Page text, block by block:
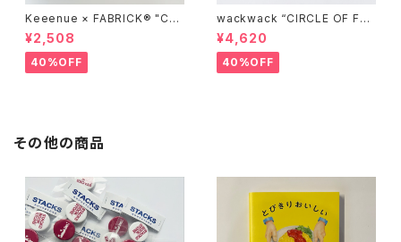
Keeenue × FABRICK®︎ "CO
MPACT SHOPPING BAG" st
acks Exclusive model
¥2,508
40%OFF
wackwack “CIRCLE OF FRI
ENDS” L/S TEE
¥4,620
40%OFF
その他の商品